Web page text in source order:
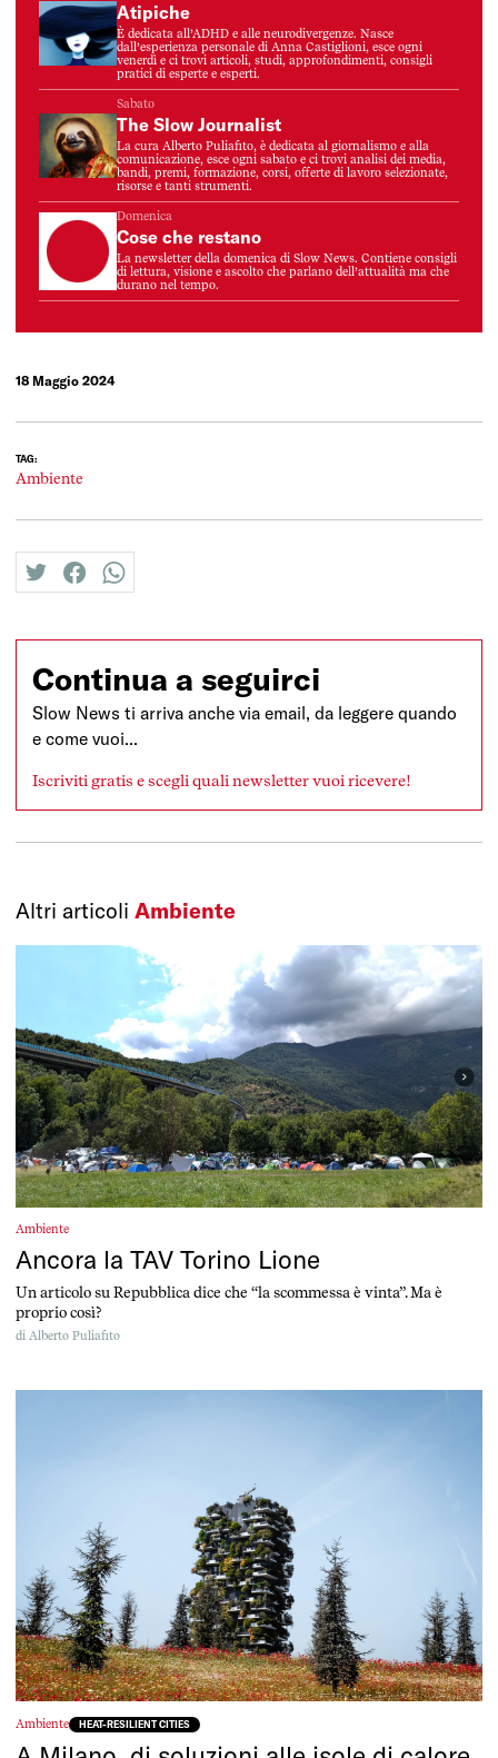
Atipiche
È dedicata all’ADHD e alle neurodivergenze. Nasce
dall’esperienza personale di Anna Castiglioni, esce ogni
venerdì e ci trovi articoli, studi, approfondimenti, consigli
pratici di esperte e esperti.
Sabato
The Slow Journalist
La cura Alberto Puliafito, è dedicata al giornalismo e alla
comunicazione, esce ogni sabato e ci trovi analisi dei media,
bandi, premi, formazione, corsi, offerte di lavoro selezionate,
risorse e tanti strumenti.
Domenica
Cose che restano
La newsletter della domenica di Slow News. Contiene consigli
di lettura, visione e ascolto che parlano dell’attualità ma che
durano nel tempo.
18 Maggio 2024
TAG:
Ambiente
twitterfacebookwhatsapp
Continua a seguirci
Slow News ti arriva anche via email, da leggere quando
e come vuoi...
Iscriviti gratis e scegli quali newsletter vuoi ricevere!
Altri articoli Ambiente
Ambiente
Ancora la TAV Torino Lione
Un articolo su Repubblica dice che “la scommessa è vinta”. Ma è
proprio così?
di Alberto Puliafito
Ambiente HEAT-RESILIENT CITIES